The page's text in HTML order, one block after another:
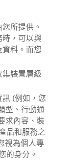
所提供。
，可以與
料。而您
裝置層級
訊(例如，您
型、行動通
求內容、裝
品和服務之
視為個人專
的身分。